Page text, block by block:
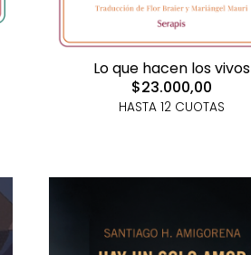
Lo que hacen los vivos
$23.000,00
HASTA 12 CUOTAS